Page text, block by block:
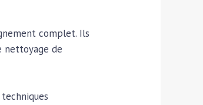
complet. Ils
nettoyage de